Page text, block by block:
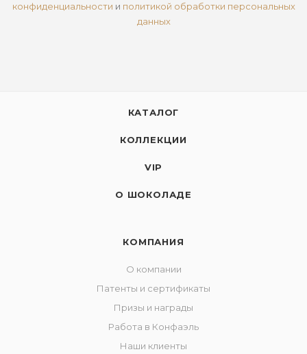
конфиденциальности и политикой обработки персональных
данных
КАТАЛОГ
КОЛЛЕКЦИИ
VIP
О ШОКОЛАДЕ
КОМПАНИЯ
О компании
Патенты и сертификаты
Призы и награды
Работа в Конфаэль
Наши клиенты